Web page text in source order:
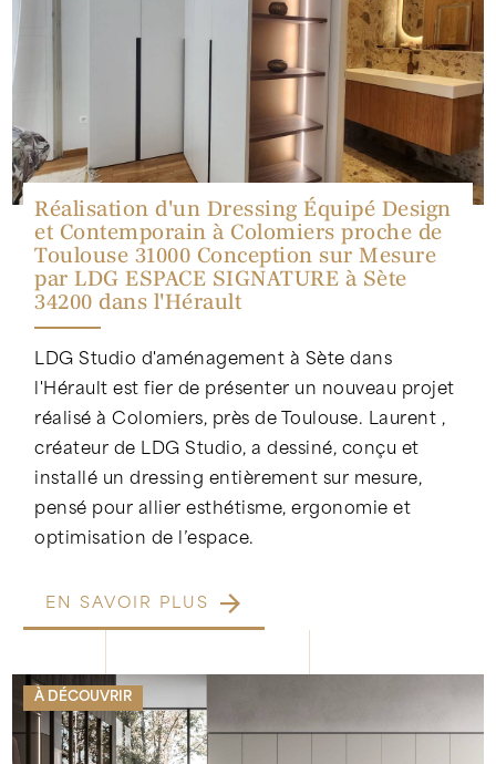
Réalisation d'un Dressing Équipé Design
et Contemporain à Colomiers proche de
Toulouse 31000 Conception sur Mesure
par LDG ESPACE SIGNATURE à Sète
34200 dans l'Hérault
LDG Studio d'aménagement à Sète dans
l'Hérault est fier de présenter un nouveau projet
réalisé à Colomiers, près de Toulouse. Laurent ,
créateur de LDG Studio, a dessiné, conçu et
installé un dressing entièrement sur mesure,
pensé pour allier esthétisme, ergonomie et
optimisation de l’espace.
EN SAVOIR PLUS
À DÉCOUVRIR